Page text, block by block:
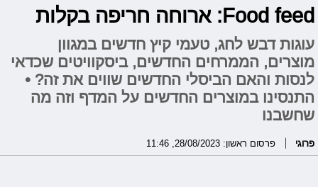
Food feed: ארוחה חריפה בקלות
עוגות דבש לחג, טעמי קיץ חדשים במגוון
מוצרים, הממרחים החדשים, ביסקוויטים שכדאי
לנסות והאם הביסלי החדשים שווים את זה? •
התנסינו במוצרים החדשים על המדף וזה מה
שחשבנו
פרוגי פרסום ראשון: 28/08/2023, 11:46